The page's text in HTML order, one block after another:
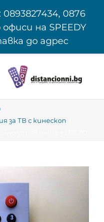
0876
на SPEEDY
до адрес
за ТВ с кинескоп